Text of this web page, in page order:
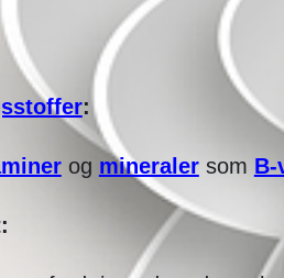
:
og mineralersom B-